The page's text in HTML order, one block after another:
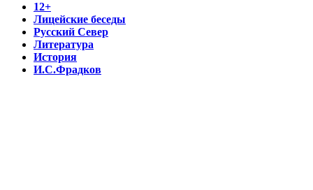
12+
Лицейские беседы
Русский Север
Литература
История
И.С.Фрадков